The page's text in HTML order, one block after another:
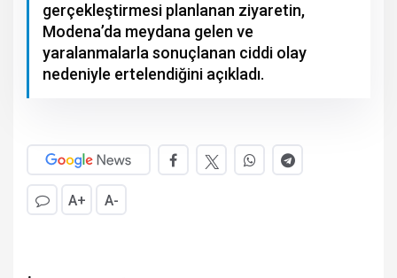
gerçekleştirmesi planlanan ziyaretin,
Modena’da meydana gelen ve
yaralanmalarla sonuçlanan ciddi olay
nedeniyle ertelendiğini açıkladı.
A+ A-